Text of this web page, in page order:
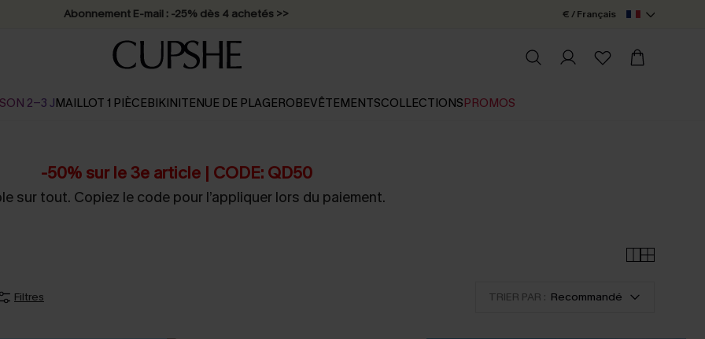
Abonnement E-mail : -25% dès 4 achetés >> € / Français
2-3 JMAILLOT 1 PIÈCEBIKINITENUE DE PLAGEROBEVÊTEMENTSCOLLECTIONSPROMOS
-50% sur le 3e article | CODE: QD50
sur tout. Copiez le code pour l’appliquer lors du paiement.
Filtres TRIER PAR : Recommandé